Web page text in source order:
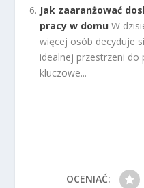
Jak zaaranżować
pracy w domu W
więcej osób decyduje
idealnej przestrzeni
kluczowe...
OCENIAĆ: